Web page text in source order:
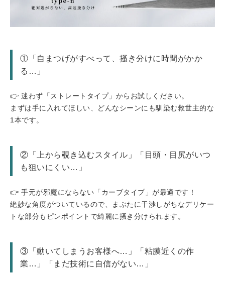
①「自まつげがすべって、掻き分けに時間がかか
る…」
👉 迷わず「ストレートタイプ」からお試しください。
まずは手に入れてほしい、どんなシーンにも馴染む救世主的な
1本です。
②「上から覗き込むスタイル」「目頭・目尻がいつ
も狙いにくい…」
👉 手元が邪魔にならない「カーブタイプ」が最適です！
絶妙な角度がついているので、まぶたに干渉しがちなデリケー
トな部分もピンポイントで綺麗に掻き分けられます。
③「動いてしまうお客様へ…」「粘膜近くの作
業…」「まだ技術に自信がない…」